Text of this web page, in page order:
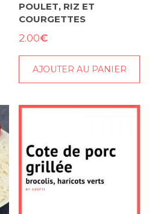
POULET, RIZ ET
COURGETTES
2.00€
AJOUTER AU PANIER